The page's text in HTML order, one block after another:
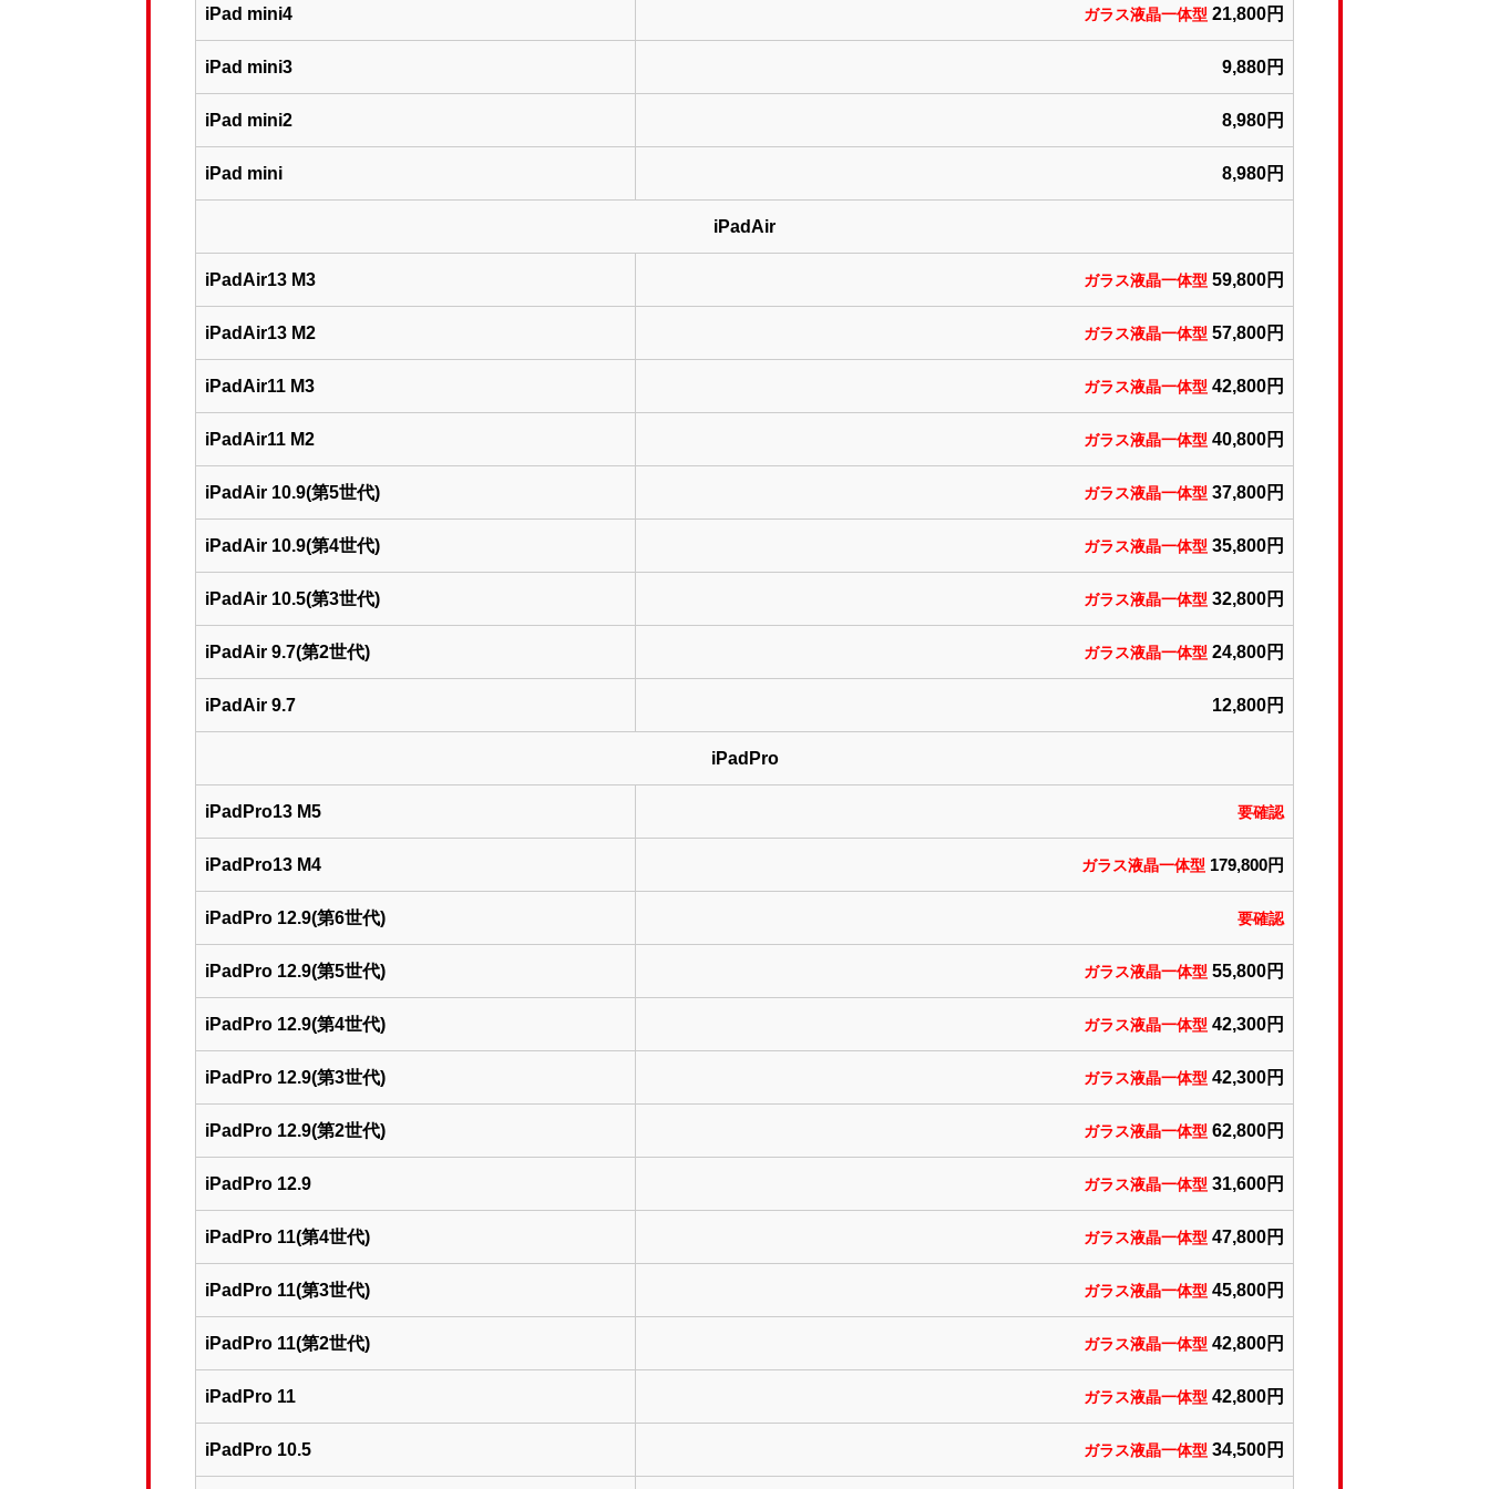
iPad mini4 ガラス液晶一体型 21,800円
iPad mini3 9,880円
iPad mini2 8,980円
iPad mini 8,980円
iPadAir
iPadAir13 M3 ガラス液晶一体型 59,800円
iPadAir13 M2 ガラス液晶一体型 57,800円
iPadAir11 M3 ガラス液晶一体型 42,800円
iPadAir11 M2 ガラス液晶一体型 40,800円
iPadAir 10.9(第5世代) ガラス液晶一体型 37,800円
iPadAir 10.9(第4世代) ガラス液晶一体型 35,800円
iPadAir 10.5(第3世代) ガラス液晶一体型 32,800円
iPadAir 9.7(第2世代) ガラス液晶一体型 24,800円
iPadAir 9.7 12,800円
iPadPro
iPadPro13 M5 要確認
iPadPro13 M4 ガラス液晶一体型 179,800円
iPadPro 12.9(第6世代) 要確認
iPadPro 12.9(第5世代) ガラス液晶一体型 55,800円
iPadPro 12.9(第4世代) ガラス液晶一体型 42,300円
iPadPro 12.9(第3世代) ガラス液晶一体型 42,300円
iPadPro 12.9(第2世代) ガラス液晶一体型 62,800円
iPadPro 12.9 ガラス液晶一体型 31,600円
iPadPro 11(第4世代) ガラス液晶一体型 47,800円
iPadPro 11(第3世代) ガラス液晶一体型 45,800円
iPadPro 11(第2世代) ガラス液晶一体型 42,800円
iPadPro 11 ガラス液晶一体型 42,800円
iPadPro 10.5 ガラス液晶一体型 34,500円